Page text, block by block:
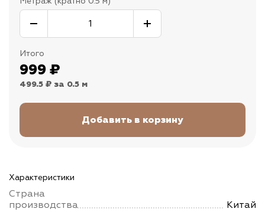
Итого
999 ₽
499.5 ₽ за 0.5 м
Характеристики
Страна
производства
Китай